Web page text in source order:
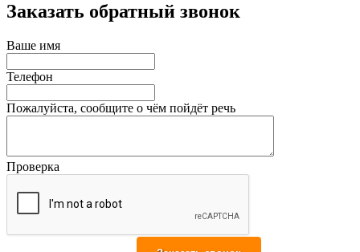
Заказать обратный звонок
Ваше имя
Телефон
Пожалуйста, сообщите о чём пойдёт речь
Проверка